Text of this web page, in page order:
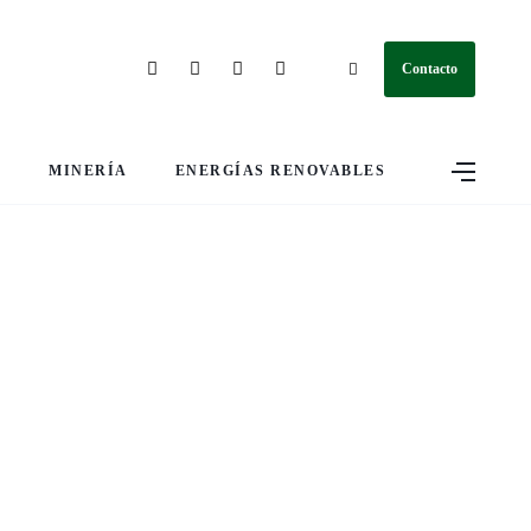
Contacto
MINERÍA ENERGÍAS RENOVABLES